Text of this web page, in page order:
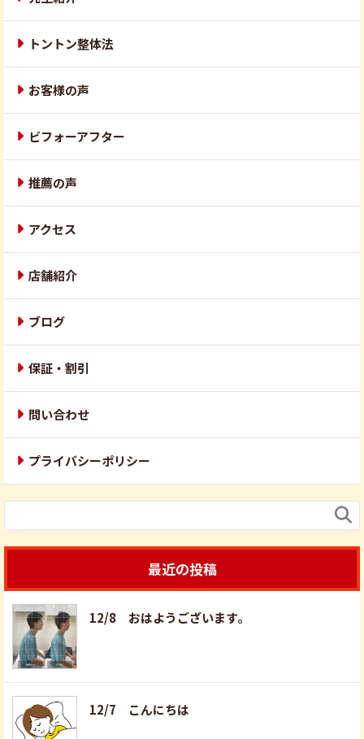
トントン整体法
お客様の声
ビフォーアフター
推薦の声
アクセス
店舗紹介
ブログ
保証・割引
問い合わせ
プライバシーポリシー

最近の投稿
12/8 おはようございます。
12/7 こんにちは